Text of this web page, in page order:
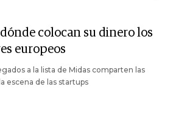
colocan su dinero los
europeos
a la lista de Midas comparten las
escena de las startups